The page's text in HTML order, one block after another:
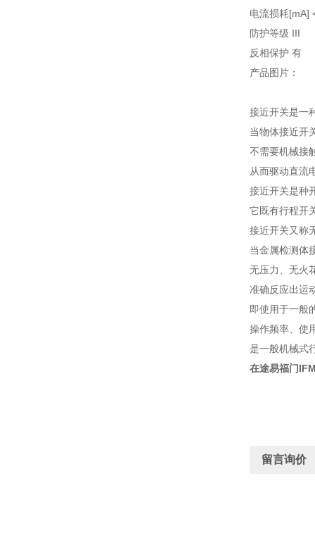
电流损耗[mA]
防护等级 III
反相保护 有
产品图片：
接近开关是一
当物体接近开
不需要机械接
从而驱动直流
接近开关是种
它既有行程开
接近开关又称
当金属检测体
无压力、无火
准确反应出运
即使用于一般
操作频率、使
是一般机械式
在途易福门
留言询价